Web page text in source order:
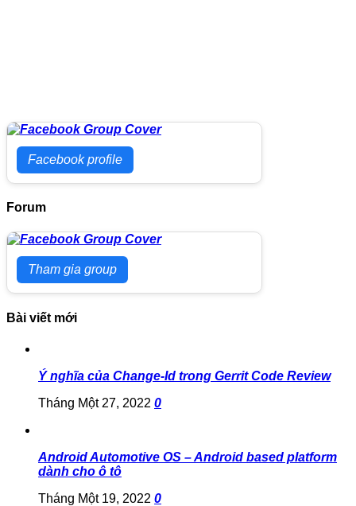
Facebook profile
Forum
Tham gia group
Bài viết mới
Ý nghĩa của Change-Id trong Gerrit Code Review
Tháng Một 27, 2022 0
Android Automotive OS – Android based platform
dành cho ô tô
Tháng Một 19, 2022 0